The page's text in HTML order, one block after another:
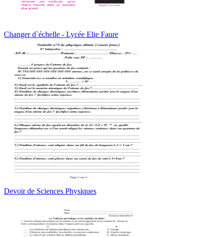
Changer d`échelle - Lycée Elie Faure
Devoir de Sciences Physiques